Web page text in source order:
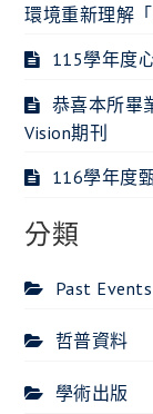
環境重新理解「
115學年度
恭喜本所畢
Vision期刊
116學年度
分類
Past Events
哲普資料
學術出版